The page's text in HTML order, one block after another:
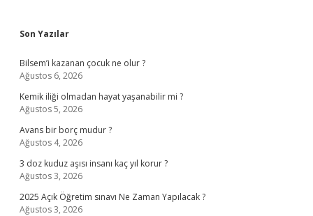
Sidebar
Son Yazılar
Bilsem’i kazanan çocuk ne olur ?
Ağustos 6, 2026
Kemik iliği olmadan hayat yaşanabilir mi ?
Ağustos 5, 2026
Avans bir borç mudur ?
Ağustos 4, 2026
3 doz kuduz aşısı insanı kaç yıl korur ?
Ağustos 3, 2026
2025 Açık Öğretim sınavı Ne Zaman Yapılacak ?
Ağustos 3, 2026